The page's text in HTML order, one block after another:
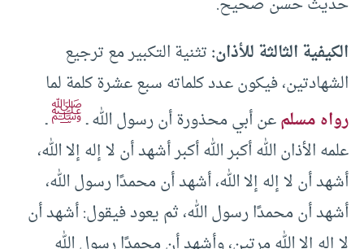
الكيفية الثالثة للأذان:تثنية التكبير مع ترجيع
الشهادتين، فيكون عدد كلماته سبع عشرة كلمة لما
رواه مسلمعن أبي محذورة أن رسول الله ـﷺـ
علمه الأذان الله أكبر الله أكبر أشهد أن لا إله إلا الله،
أشهد أن لا إله إلا الله، أشهد أن محمدًا رسول الله،
أشهد أن محمدًا رسول الله، ثم يعود فيقول: أشهد أن